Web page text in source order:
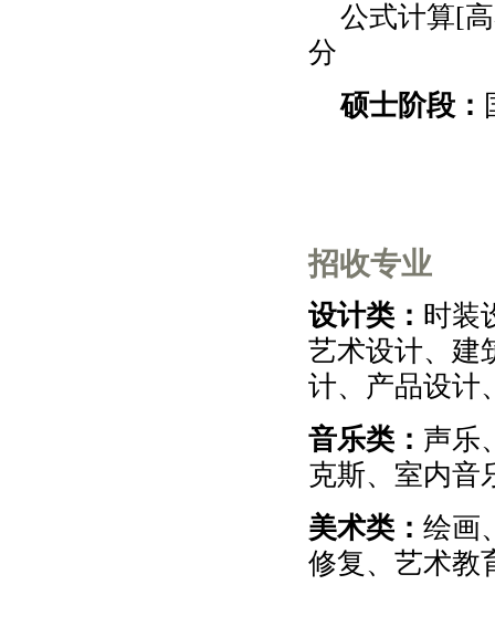
公式计算[
分
硕士阶段：
招收专业
设计类： 时装
艺术设计、建
计、产品设计
音乐类： 声乐
克斯、室内音
美术类： 绘画
修复、艺术教